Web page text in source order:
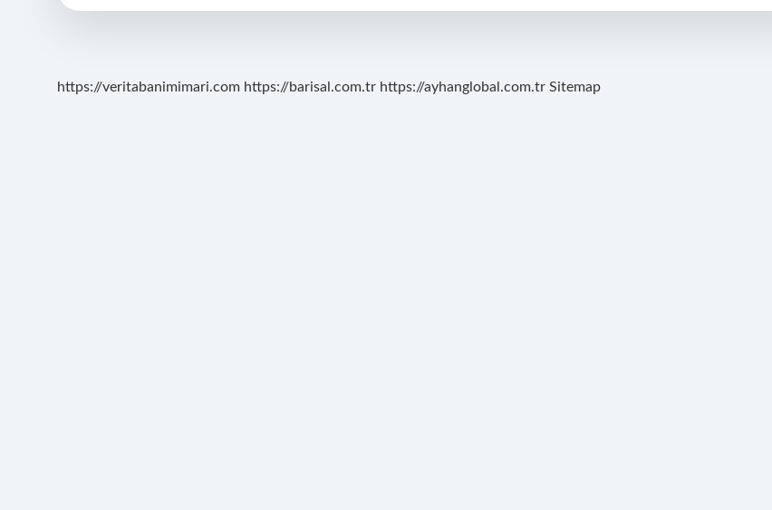
https://veritabanimimari.com https://barisal.com.tr https://ayhanglobal.com.tr Sitemap